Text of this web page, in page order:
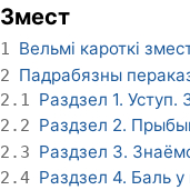
Змест
1 Вельмі кароткі
2 Падрабязны
2.1 Раздзел 1. Уступ.
2.2 Раздзел 2.
2.3 Раздзел 3.
2.4 Раздзел 4. Баль